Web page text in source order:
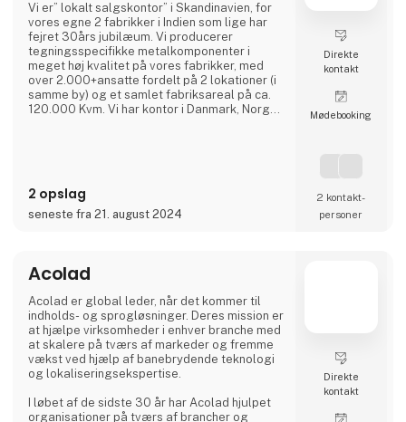
Vi er” lokalt salgskontor” i Skandinavien, for
vores egne 2 fabrikker i Indien som lige har
fejret 30års jubilæum. Vi producerer
tegningsspecifikke metalkomponenter i
meget høj kvalitet på vores fabrikker, med
over 2.000+ansatte fordelt på 2 lokationer (i
samme by) og et samlet fabriksareal på ca.
120.000 Kvm. Vi har kontor i Danmark, Norge
fordyrende mellemled, hvor vi bruger vores
ingeniører (23 af slagsen),
2 opslag
seneste fra 21. august 2024
Direkte
kontakt
Møde­booking
2 kontakt­
personer
Acolad
Acolad er global leder, når det kommer til
indholds- og sprogløsninger. Deres mission er
at hjælpe virksomheder i enhver branche med
at skalere på tværs af markeder og fremme
vækst ved hjælp af banebrydende teknologi
og lokaliseringsekspertise.
I løbet af de sidste 30 år har Acolad hjulpet
organisationer på tværs af brancher og
Direkte
kontakt